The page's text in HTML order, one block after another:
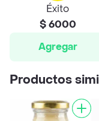
Éxito
$ 6000
Agregar
Productos